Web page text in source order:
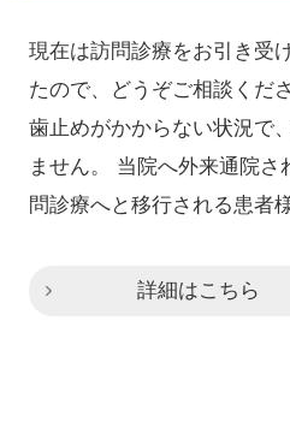
現在は訪問診療をお引き受
たので、どうぞご相談くだ
歯止めがかからない状況で
ません。 当院へ外来通院
問診療へと移行される患者
詳細はこちら